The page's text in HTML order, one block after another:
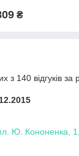
₴
з 140 відгуків за
Ю. Кононенка, 1,